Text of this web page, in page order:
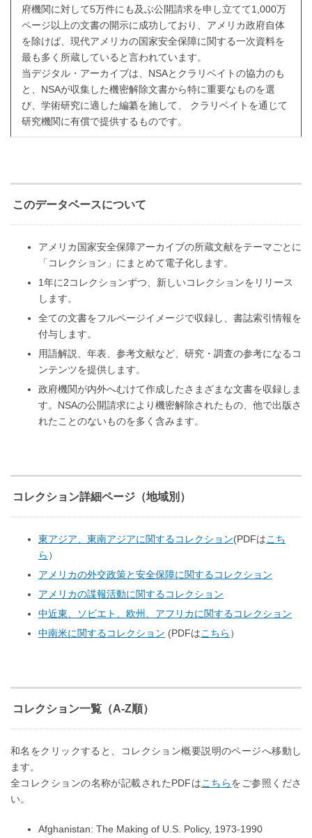
府機関に対して5万件にも及ぶ公開請求を申し立てて1,000万
ページ以上の文書の開示に成功しており、アメリカ政府自体
を除けば、現代アメリカの国家安全保障に関する一次資料を
最も多く所蔵していると言われています。
当デジタル・アーカイブは、NSAとクラリベイトの協力のも
と、NSAが収集した機密解除文書から特に重要なものを選
び、学術研究に適した編纂を施して、 クラリベイトを通じて
研究機関に有償で提供するものです。
このデータベースについて
アメリカ国家安全保障アーカイブの所蔵文献をテーマごとに
「コレクション」にまとめて電子化します。
1年に2コレクションずつ、新しいコレクションをリリース
します。
全ての文書をフルページイメージで収録し、書誌索引情報を
付与します。
用語解説、年表、参考文献など、研究・調査の参考になるコ
ンテンツを提供します。
政府機関が内外へむけて作成したさまざまな文書を収録しま
す。NSAの公開請求により機密解除されたもの、他で出版さ
れたことのないものを多く含みます。
コレクション詳細ページ（地域別）
東アジア、東南アジアに関するコレクション(PDFはこち
ら ）
アメリカの外交政策と安全保障に関するコレクション
アメリカの諜報活動に関するコレクション
中近東、ソビエト、欧州、アフリカに関するコレクション
中南米に関するコレクション (PDFはこちら ）
コレクション一覧（A-Z順）
和名をクリックすると、コレクション概要説明のページへ移動し
ます。
全コレクションの名称が記載されたPDFはこちらをご参照くださ
い。
Afghanistan: The Making of U.S. Policy, 1973-1990